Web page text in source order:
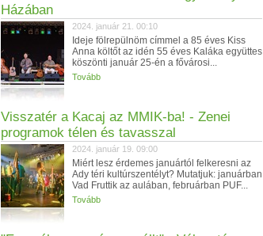
Házában
2024. január 21. 00:10
Ideje fölrepülnöm címmel a 85 éves Kiss
Anna költőt az idén 55 éves Kaláka együttes
köszönti január 25-én a fővárosi...
Tovább
Visszatér a Kacaj az MMIK-ba! - Zenei
programok télen és tavasszal
2024. január 19. 09:00
Miért lesz érdemes januártól felkeresni az
Ady téri kultúrszentélyt? Mutatjuk: januárban
Vad Fruttik az aulában, februárban PUF...
Tovább